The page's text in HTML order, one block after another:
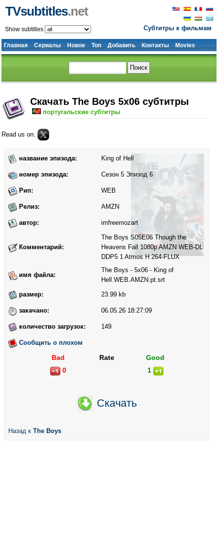
Субтитры к фильмам
TVsubtitles.net
Главная Сериалы Новое Топ Добавить Контакты Movies
Show subtitles
Скачать The Boys 5x06 субтитры
португальские субтитры
Read us on:
название эпизода: King of Hell
номер эпизода: Сезон 5 Эпизод 6
Рип: WEB
Релиз: AMZN
автор: imfreemozart
Комментарий:
The Boys S05E06 Though the
Heavens Fall 1080p AMZN WEB-DL
DDP5 1 Atmos H 264-FLUX
имя файла:
The Boys - 5x06 - King of
Hell.WEB.AMZN.pt.srt
размер:
23.99 kb
закачано: 06.05.26 18:27:09
количество загрузок: 149
Сообщить о плохом
Bad Rate
Good
0
1
Скачать
Назад к The Boys